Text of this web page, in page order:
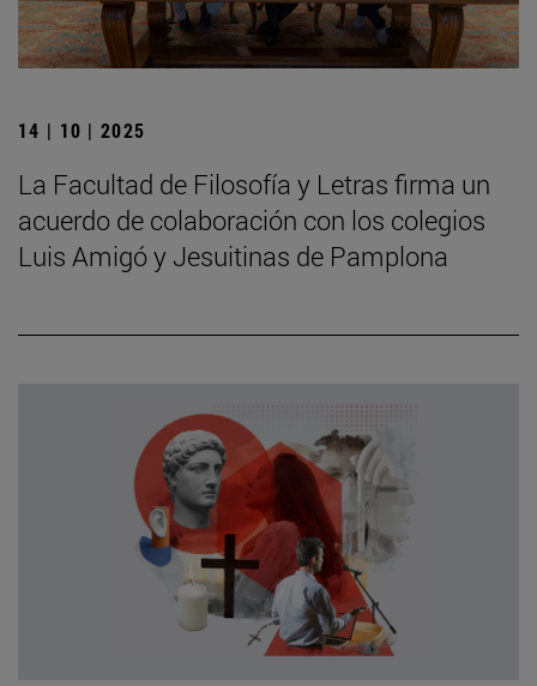
14 | 10 | 2025
La Facultad de Filosofía y Letras firma un
acuerdo de colaboración con los colegios
Luis Amigó y Jesuitinas de Pamplona